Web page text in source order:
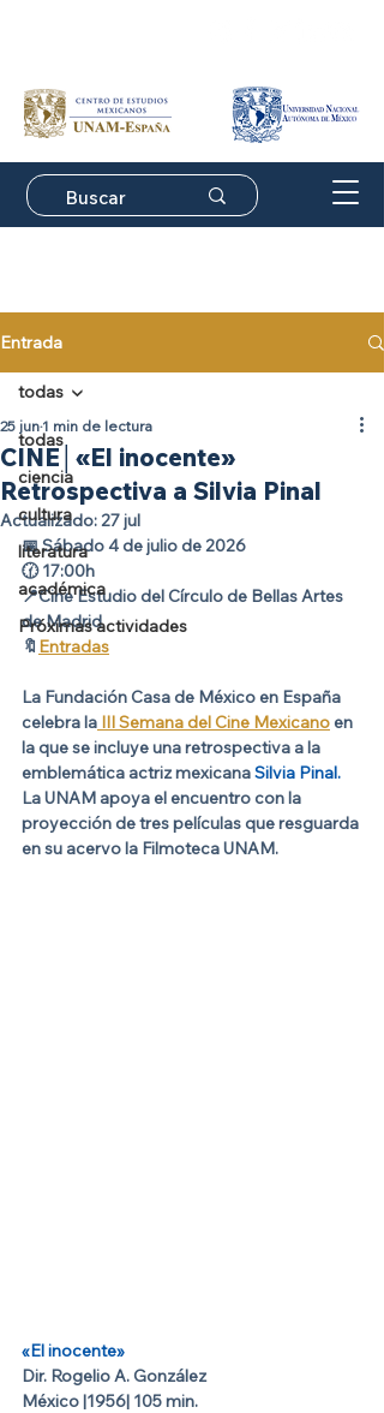
Entrada
todas
ciencia
cultura
literatura
académica
Próximas actividades
todas
CINE│«El inocente»
Retrospectiva a Silvia Pinal
25 jun1 min de lectura
Actualizado:27 jul
📅 Sábado 4 de julio de 2026
🕜 17:00h
📍Cine Estudio del Círculo de Bellas Artes
de Madrid
🔖 Entradas
La Fundación Casa de México en España
celebra la III Semana del Cine Mexicano en
la que se incluye una retrospectiva a la
emblemática actriz mexicana Silvia Pinal.
La UNAM apoya el encuentro con la
proyección de tres películas que resguarda
en su acervo la Filmoteca UNAM.
«El inocente»
Dir. Rogelio A. González​
México |1956| 105 min.